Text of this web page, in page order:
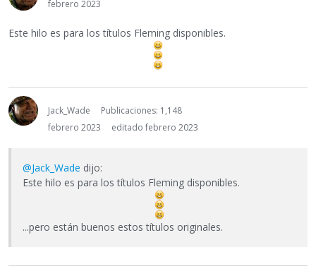
febrero 2023
Este hilo es para los títulos Fleming disponibles.
Jack_Wade
Publicaciones: 1,148
febrero 2023
editado febrero 2023
@Jack_Wade dijo:
Este hilo es para los títulos Fleming disponibles.
...pero están buenos estos títulos originales.